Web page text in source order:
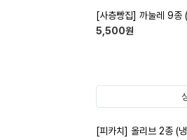
[사층빵집] 까눌레 9종
5,500원
[피카치] 올리브 2종 (